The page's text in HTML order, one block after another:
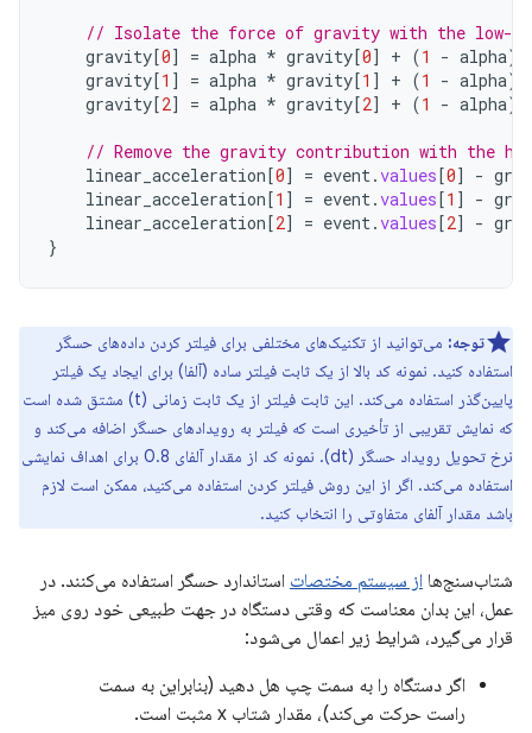
// Isolate the force of gravity with the low-
gravity[0] = alpha * gravity[0] + (1 - alpha)
gravity[1 ] = alpha * gravity[1 ] + (1 - alpha)
gravity[2] = alpha * gravity[2] + (1 - alpha)
// Remove the gravity contribution with the
linear_acceleration[0] = event.values[0] -
linear_acceleration[1 ] = event.values[1 ] -
linear_acceleration[2] = event.values[2] -
}
توجه: می‌توانید از تکنیک‌های مختلفی برای فیلتر کردن داده‌های حسگر
استفاده کنید. نمونه کد بالا از یک ثابت فیلتر ساده (آلفا) برای ایجاد یک فیلتر
پایین‌گذر استفاده می‌کند. این ثابت فیلتر از یک ثابت زمانی (t) مشتق شده است
که نمایش تقریبی از تأخیری است که فیلتر به رویدادهای حسگر اضافه می‌کند و
نرخ تحویل رویداد حسگر (dt). نمونه کد از مقدار آلفای 0.8 برای اهداف نمایشی
استفاده می‌کند. اگر از این روش فیلتر کردن استفاده می‌کنید، ممکن است لازم
باشد مقدار آلفای متفاوتی را انتخاب کنید.
شتاب‌سنج‌ها از سیستم مختصات استاندارد حسگر استفاده می‌کنند. در
عمل، این بدان معناست که وقتی دستگاه در جهت طبیعی خود روی میز
قرار می‌گیرد، شرایط زیر اعمال می‌شود:
اگر دستگاه را به سمت چپ هل دهید (بنابراین به سمت
راست حرکت می‌کند)، مقدار شتاب x مثبت است.